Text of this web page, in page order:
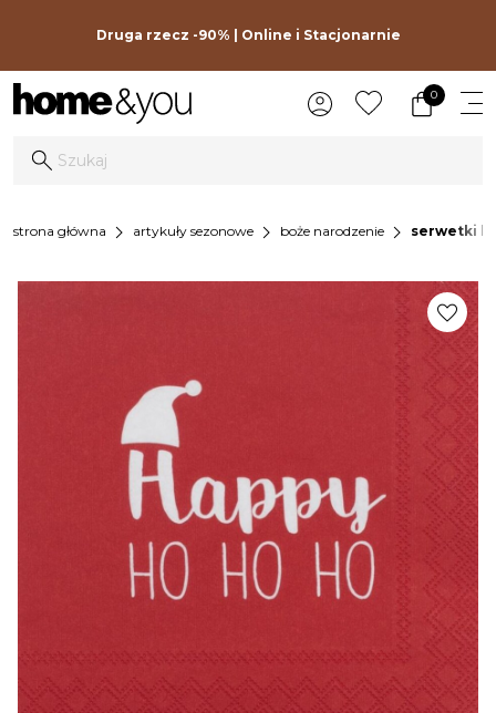
Druga rzecz -90% | Online i Stacjonarnie
0
strona główna chevron_right artykuły sezonowe chevron_right boże narodzenie chevron_right serwetki
favorite